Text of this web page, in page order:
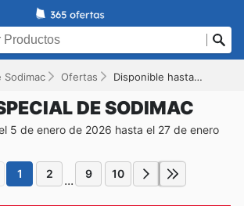
Sodimac Ofertas Disponible hasta el 27-01-2026
DE SODIMAC
5 de enero de 2026 hasta el 27 de enero
1 2 ... 9 10